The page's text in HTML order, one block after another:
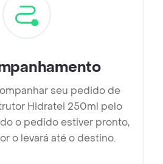
seu pedido de
Hidratei 250ml pelo
o pedido estiver pronto,
o levará até o destino.